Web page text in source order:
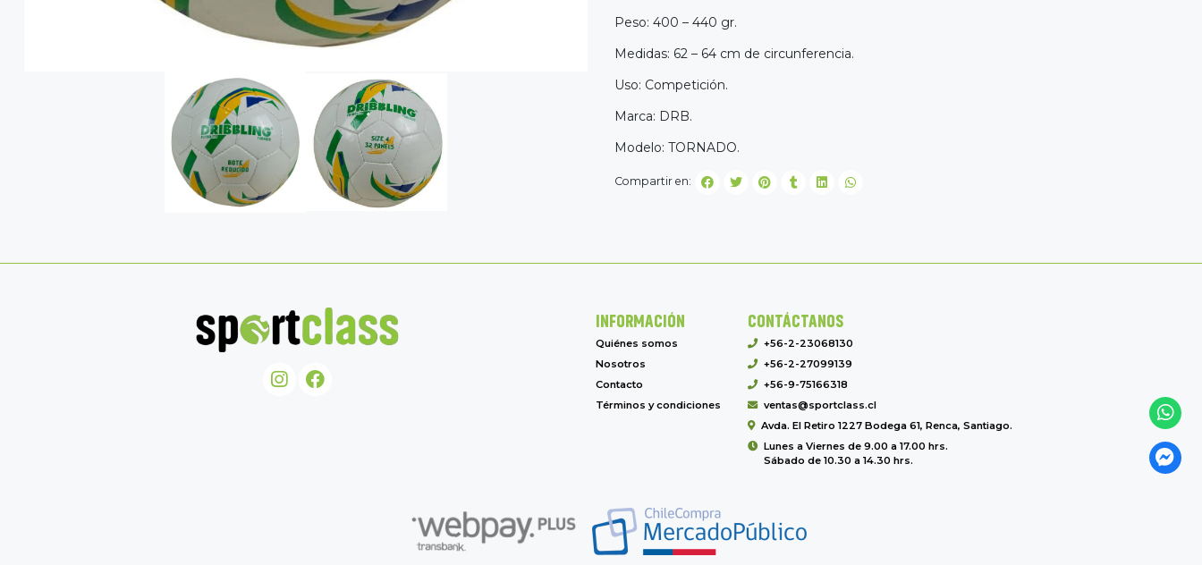
Peso: 400 – 440 gr.
Medidas: 62 – 64 cm de circunferencia.
Uso: Competición.
Marca: DRB.
Modelo: TORNADO.
Compartir en:
INFORMACIÓN
Quiénes somos
Nosotros
Contacto
Términos y condiciones
CONTÁCTANOS
+56-2-23068130
+56-2-27099139
+56-9-75166318
ventas@sportclass.cl
Avda. El Retiro 1227 Bodega 61, Renca, Santiago.
Lunes a Viernes de 9.00 a 17.00 hrs.
Sábado de 10.30 a 14.30 hrs.